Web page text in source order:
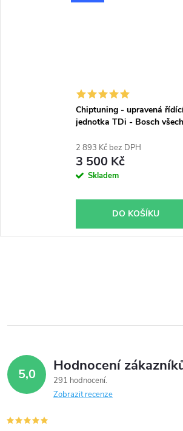
Chiptuning - upravená
jednotka TDi - Bosch
2 893 Kč bez DPH
3 500 Kč
Skladem
DO KOŠÍKU
5,0 Hodnocení
291 hodnocení
Zobrazit recenze